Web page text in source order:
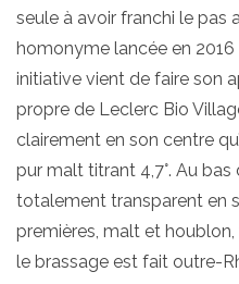
seule à avoir franchi le pas
homonyme lancée en 2016
initiative vient de faire son
propre de Leclerc Bio
clairement en son centre
pur malt titrant 4,7°. Au
totalement transparent en
premières, malt et
le brassage est fait outre-